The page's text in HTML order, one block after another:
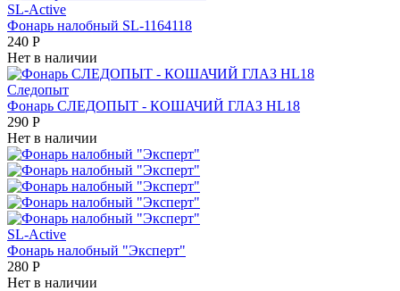
SL-Active
Фонарь налобный SL-1164118
240 Р
Нет в наличии
Следопыт
Фонарь СЛЕДОПЫТ - КОШАЧИЙ ГЛАЗ HL18
290 Р
Нет в наличии
SL-Active
Фонарь налобный "Эксперт"
280 Р
Нет в наличии